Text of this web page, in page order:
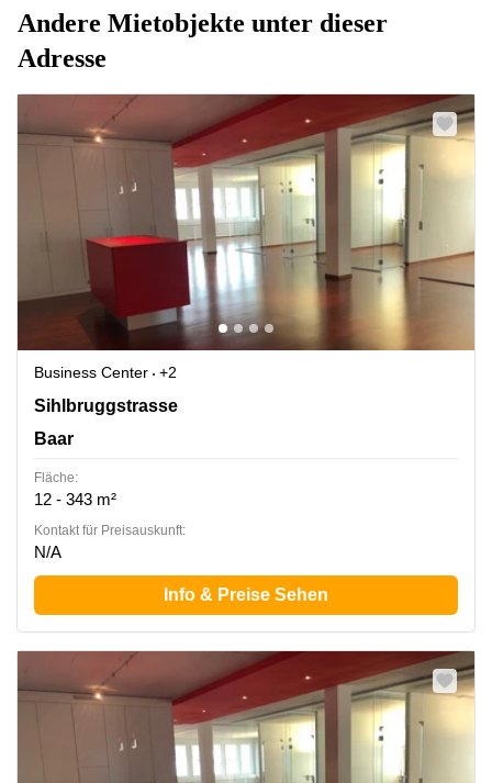
Andere Mietobjekte unter dieser
Adresse
Business Center
+2
Sihlbruggstrasse 109, Baar
Sihlbruggstrasse
Baar
Fläche:
12 - 343 m²
Kontakt für Preisauskunft:
N/A
Info & Preise Sehen